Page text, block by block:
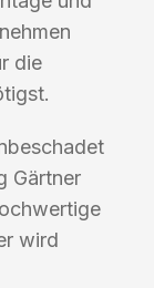
die
Gärtner
wird